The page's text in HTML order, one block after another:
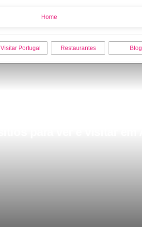
Home
Visitar Portugal Restaurantes Blog